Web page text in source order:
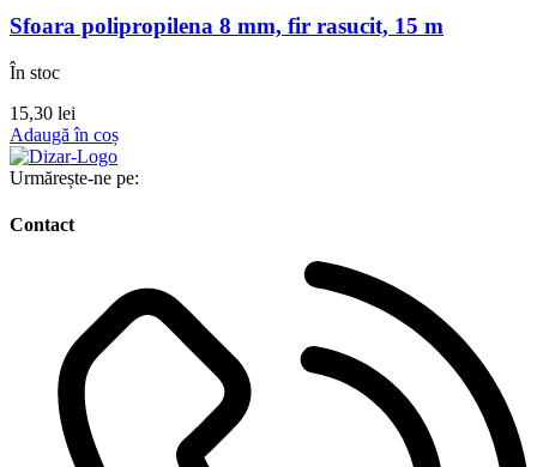
Sfoara polipropilena 8 mm, fir rasucit, 15 m
În stoc
15,30 lei
Adaugă în coș
Urmărește-ne pe:
Contact